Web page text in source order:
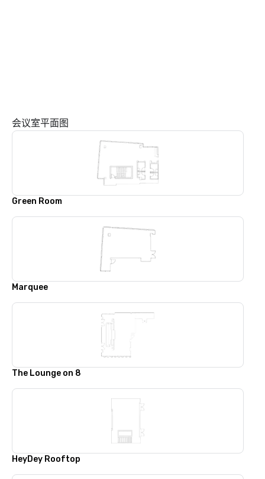
会议室平面图
Green Room
Marquee
The Lounge on 8
HeyDey Rooftop